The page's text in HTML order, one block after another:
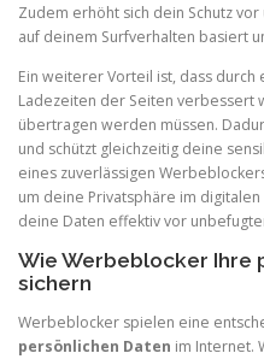
Zudem erhöht sich dein Schutz
auf deinem Surfverhalten basiert
Ein weiterer Vorteil ist, dass
Ladezeiten der Seiten verbessert
übertragen werden müssen.
und schützt gleichzeitig deine
eines zuverlässigen
um deine Privatsphäre im digitalen
deine Daten effektiv vor
Wie Werbeblocker Ihre
sichern
Werbeblocker spielen eine
persönlichen Daten im Internet.